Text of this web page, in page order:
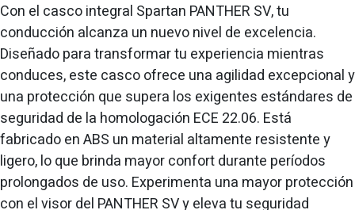
Con el casco integral Spartan PANTHER SV, tu
conducción alcanza un nuevo nivel de excelencia.
Diseñado para transformar tu experiencia mientras
conduces, este casco ofrece una agilidad excepcional y
una protección que supera los exigentes estándares de
seguridad de la homologación ECE 22.06. Está
fabricado en ABS un material altamente resistente y
ligero, lo que brinda mayor confort durante períodos
prolongados de uso. Experimenta una mayor protección
con el visor del PANTHER SV y eleva tu seguridad